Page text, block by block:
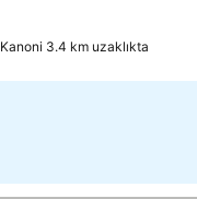
Kanoni 3.4 km uzaklıkta